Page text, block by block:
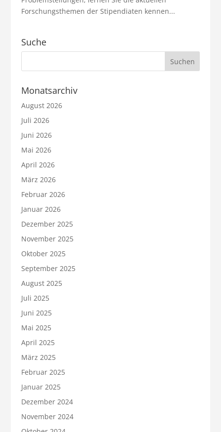
Forschungsthemen der Stipendiaten kennen...
Suche
Monatsarchiv
August 2026
Juli 2026
Juni 2026
Mai 2026
April 2026
März 2026
Februar 2026
Januar 2026
Dezember 2025
November 2025
Oktober 2025
September 2025
August 2025
Juli 2025
Juni 2025
Mai 2025
April 2025
März 2025
Februar 2025
Januar 2025
Dezember 2024
November 2024